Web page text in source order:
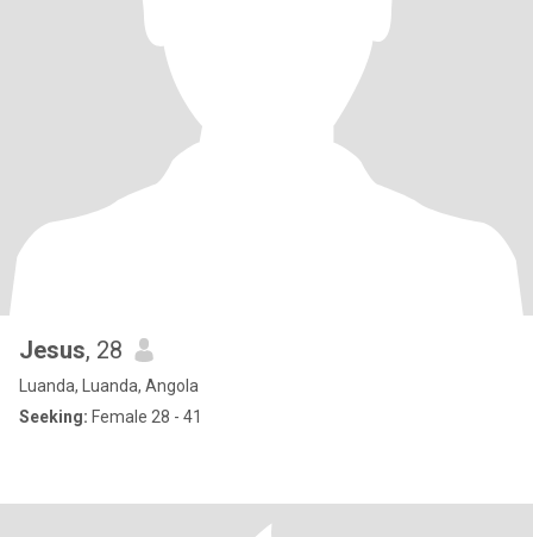
Jesus, 28
Luanda, Luanda, Angola
Seeking: Female 28 - 41